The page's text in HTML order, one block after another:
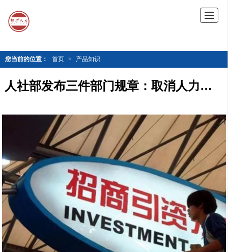
您当前的位置： 首页 > 产品知识
人社部发布三件部门规章：取消人力资源服务业外资准入限制